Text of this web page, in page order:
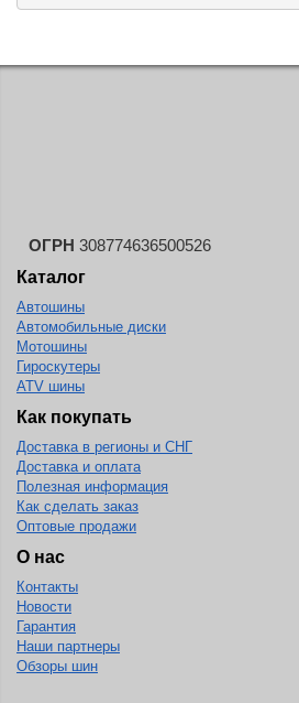
ОГРН 308774636500526
Каталог
Автошины
Автомобильные диски
Мотошины
Гироскутеры
ATV шины
Как покупать
Доставка в регионы и СНГ
Доставка и оплата
Полезная информация
Как сделать заказ
Оптовые продажи
О нас
Контакты
Новости
Гарантия
Наши партнеры
Обзоры шин